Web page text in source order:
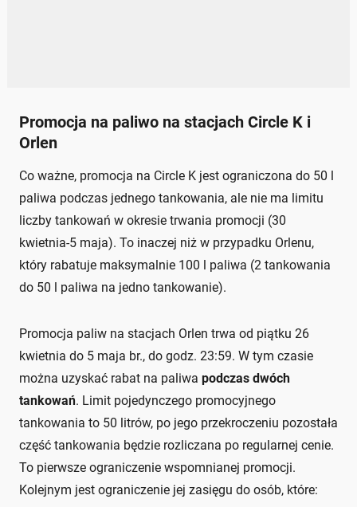
Promocja na paliwo na stacjach Circle K i
Orlen
Co ważne, promocja na Circle K jest ograniczona do 50 l
paliwa podczas jednego tankowania, ale nie ma limitu
liczby tankowań w okresie trwania promocji (30
kwietnia-5 maja). To inaczej niż w przypadku Orlenu,
który rabatuje maksymalnie 100 l paliwa (2 tankowania
do 50 l paliwa na jedno tankowanie).
Promocja paliw na stacjach Orlen trwa od piątku 26
kwietnia do 5 maja br., do godz. 23:59. W tym czasie
można uzyskać rabat na paliwa podczas dwóch
tankowań. Limit pojedynczego promocyjnego
tankowania to 50 litrów, po jego przekroczeniu pozostała
część tankowania będzie rozliczana po regularnej cenie.
To pierwsze ograniczenie wspomnianej promocji.
Kolejnym jest ograniczenie jej zasięgu do osób, które: